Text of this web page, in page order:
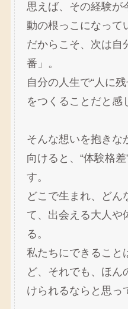
思えば、その経験が
動の根っこになって
だからこそ、次は自
番」。
自分の人生で“人に
をつくることだと感
そんな想いを抱きな
向けると、“体験格
す。
どこで生まれ、どん
て、出会える大人や
る。
私たちにできること
ど、それでも、ほん
けられるならと思っ